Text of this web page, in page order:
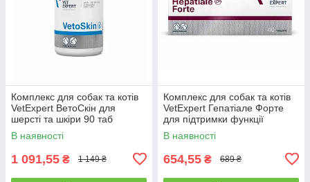
Комплекс для собак та котів
VetExpert ВетоСкін для
шерсті та шкіри 90 таб
В наявності
1 091,55 ₴ 1 149 ₴
Комплекс для собак та котів
VetExpert Гепатіале Форте
для підтримки функції
печінки 40 таб
В наявності
654,55 ₴ 689 ₴